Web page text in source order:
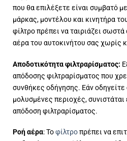
που θα επιλέξετε είναι συμβατό
μάρκας, μοντέλου και κινητήρα
φίλτρο πρέπει να ταιριάζει
αέρα του αυτοκινήτου σας χωρίς
Αποδοτικότητα φιλτραρίσματος:
απόδοσης φιλτραρίσματος που
συνθήκες οδήγησης. Εάν
μολυσμένες περιοχές,
απόδοση φιλτραρίσματος.
Ροή αέρα: Τοφίλτροπρέπει να